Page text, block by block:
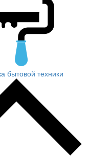
бытовой техники